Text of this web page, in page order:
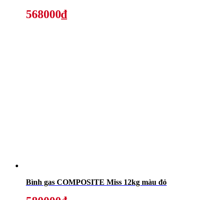
568000₫
Bình gas COMPOSITE Miss 12kg màu đỏ